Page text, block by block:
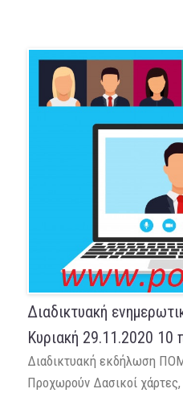
Διαδικτυακή
Κυριακή 29.11.2020 10
Διαδικτυακή εκδήλωση
Προχωρούν Δασικοί χάρτες,